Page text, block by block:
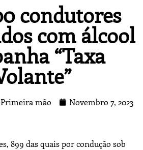
condutores
com álcool
“Taxa
mão
Novembro 7, 2023
899 das quais por condução sob